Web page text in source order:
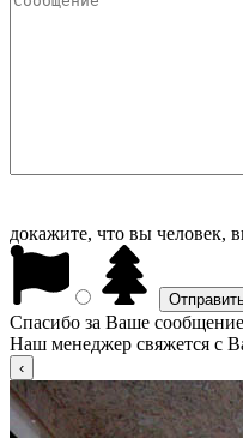
докажите, что вы человек,
Спасибо за Ваше
Наш менеджер свяжется с